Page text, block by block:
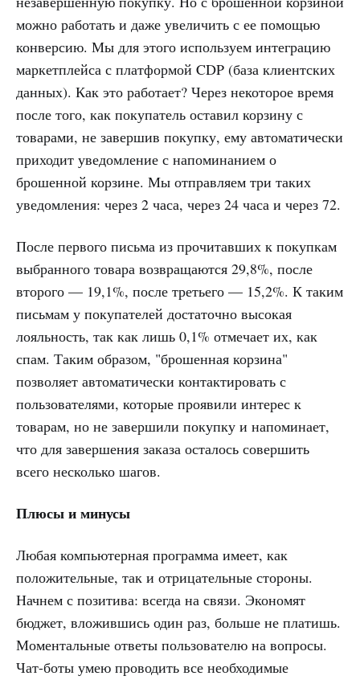
можно работать и даже увеличить с ее помощью
конверсию. Мы для этого используем интеграцию
маркетплейса с платформой CDP (база клиентских
данных). Как это работает? Через некоторое время
после того, как покупатель оставил корзину с
товарами, не завершив покупку, ему автоматически
приходит уведомление с напоминанием о
брошенной корзине. Мы отправляем три таких
уведомления: через 2 часа, через 24 часа и через 72.
После первого письма из прочитавших к покупкам
выбранного товара возвращаются 29,8%, после
второго — 19,1%, после третьего — 15,2%. К таким
письмам у покупателей достаточно высокая
лояльность, так как лишь 0,1% отмечает их, как
спам. Таким образом, "брошенная корзина"
позволяет автоматически контактировать с
пользователями, которые проявили интерес к
товарам, но не завершили покупку и напоминает,
что для завершения заказа осталось совершить
всего несколько шагов.
Плюсы и минусы
Любая компьютерная программа имеет, как
положительные, так и отрицательные стороны.
Начнем с позитива: всегда на связи. Экономят
бюджет, вложившись один раз, больше не платишь.
Моментальные ответы пользователю на вопросы.
Чат-боты умею проводить все необходимые